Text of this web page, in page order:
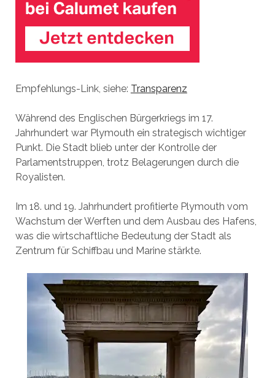
Empfehlungs-Link, siehe: Transparenz
Während des Englischen Bürgerkriegs im 17.
Jahrhundert war Plymouth ein strategisch wichtiger
Punkt. Die Stadt blieb unter der Kontrolle der
Parlamentstruppen, trotz Belagerungen durch die
Royalisten.
Im 18. und 19. Jahrhundert profitierte Plymouth vom
Wachstum der Werften und dem Ausbau des Hafens,
was die wirtschaftliche Bedeutung der Stadt als
Zentrum für Schiffbau und Marine stärkte.